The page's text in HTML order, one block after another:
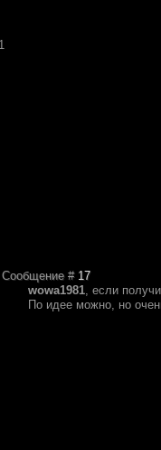
Сообщение # 17
wowa1981, если
По идее можно, но